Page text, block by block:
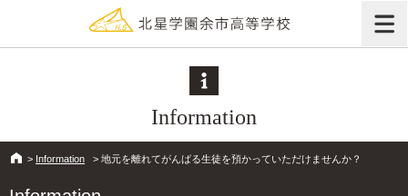
Information
> Information > 地元を離れてがんばる生徒を預かっていただけませんか？